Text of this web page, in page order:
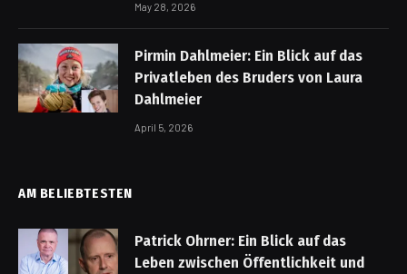
May 28, 2026
Pirmin Dahlmeier: Ein Blick auf das
Privatleben des Bruders von Laura
Dahlmeier
April 5, 2026
AM BELIEBTESTEN
Patrick Ohrner: Ein Blick auf das
Leben zwischen Öffentlichkeit und